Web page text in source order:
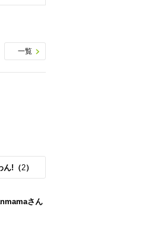
一覧
ん!（2）
さん